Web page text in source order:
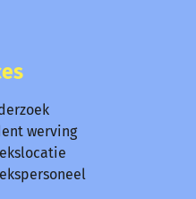
werving